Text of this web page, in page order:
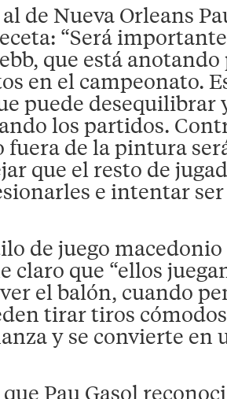
de Nueva Orleans
“Será
que está
en el campeonato.
puede desequilibrar
los partidos.
fuera de la pintura
que el resto de
e intentar
de juego
claro que “ellos
el balón, cuando
tirar tiros
y se convierte en
Pau Gasol